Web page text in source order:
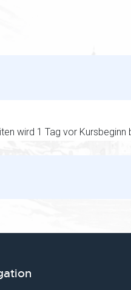
wird 1 Tag vor Kursbeginn